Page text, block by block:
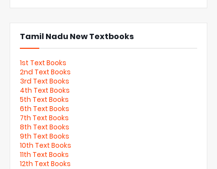
Tamil Nadu New Textbooks
1st Text Books
2nd Text Books
3rd Text Books
4th Text Books
5th Text Books
6th Text Books
7th Text Books
8th Text Books
9th Text Books
10th Text Books
11th Text Books
12th Text Books